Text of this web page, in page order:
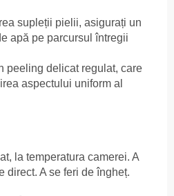
supleții pielii, asigurați un
apă pe parcursul întregii
peeling delicat regulat, care
aspectului uniform al
la temperatura camerei. A
direct. A se feri de îngheț.